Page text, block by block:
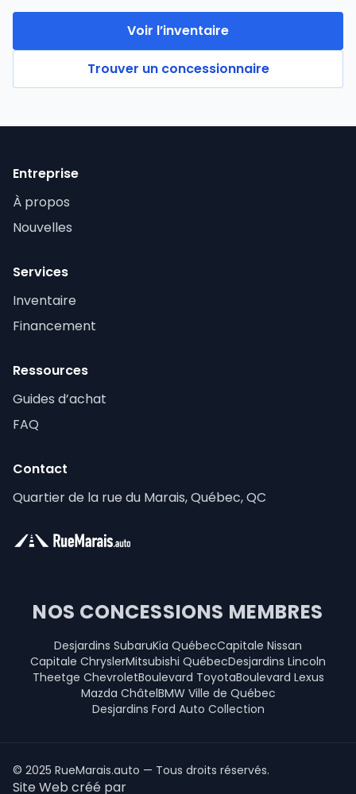
Voir l’inventaire
Trouver un concessionnaire
Entreprise
À propos
Nouvelles
Services
Inventaire
Financement
Ressources
Guides d’achat
FAQ
Contact
Quartier de la rue du Marais, Québec, QC
NOS CONCESSIONS MEMBRES
Desjardins SubaruKia QuébecCapitale Nissan
Capitale ChryslerMitsubishi QuébecDesjardins Lincoln
Theetge ChevroletBoulevard ToyotaBoulevard Lexus
Mazda ChâtelBMW Ville de Québec
Desjardins Ford Auto Collection
© 2025 RueMarais.auto — Tous droits réservés.
Site Web créé par